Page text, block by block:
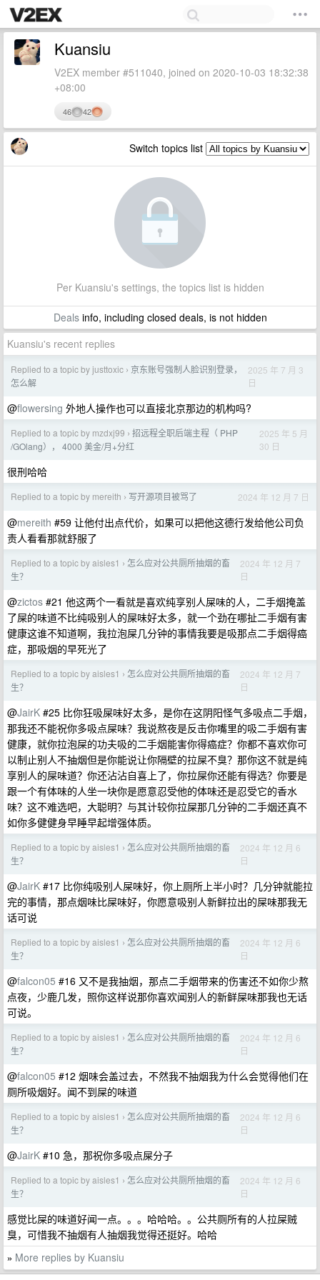
Kuansiu
V2EX member #511040, joined on 2020-10-03 18:32:38
+08:00
46 42
Switch topics list
Per Kuansiu's settings, the topics list is hidden
Dealsinfo, including closed deals, is not hidden
Kuansiu's recent replies
Replied to a topic by justtoxic › 京东账号强制人脸识别登录，
怎么解
2025 年 7 月 3
日
@flowersing 外地人操作也可以直接北京那边的机构吗?
Replied to a topic by mzdxj99 › 招远程全职后端主程（ PHP
/GOlang）， 4000 美金/月+分红
2025 年 5 月
30 日
很刑哈哈
Replied to a topic by mereith › 写开源项目被骂了 2024 年 12 月 7 日
@mereith #59 让他付出点代价，如果可以把他这德行发给他公司负
责人看看那就舒服了
Replied to a topic by aisles1 › 怎么应对公共厕所抽烟的畜
生？
2024 年 12 月 7
日
@zictos #21 他这两个一看就是喜欢纯享别人屎味的人，二手烟掩盖
了屎的味道不比纯吸别人的屎味好太多，就一个劲在哪扯二手烟有害
健康这谁不知道啊，我拉泡屎几分钟的事情我要是吸那点二手烟得癌
症，那吸烟的早死光了
Replied to a topic by aisles1 › 怎么应对公共厕所抽烟的畜
生？
2024 年 12 月 7
日
@JairK #25 比你狂吸屎味好太多，是你在这阴阳怪气多吸点二手烟，
那我还不能祝你多吸点屎味？我说熬夜是反击你嘴里的吸二手烟有害
健康，就你拉泡屎的功夫吸的二手烟能害你得癌症？你都不喜欢你可
以制止别人不抽烟但是你能说让你隔壁的拉屎不臭？那你这不就是纯
享别人的屎味道？你还沾沾自喜上了，你拉屎你还能有得选？你要是
跟一个有体味的人坐一块你是愿意忍受他的体味还是忍受它的香水
味？这不难选吧，大聪明？与其计较你拉屎那几分钟的二手烟还真不
如你多健健身早睡早起增强体质。
Replied to a topic by aisles1 › 怎么应对公共厕所抽烟的畜
生？
2024 年 12 月 6
日
@JairK #17 比你纯吸别人屎味好，你上厕所上半小时？几分钟就能拉
完的事情，那点烟味比屎味好，你愿意吸别人新鲜拉出的屎味那我无
话可说
Replied to a topic by aisles1 › 怎么应对公共厕所抽烟的畜
生？
2024 年 12 月 6
日
@falcon05 #16 又不是我抽烟，那点二手烟带来的伤害还不如你少熬
点夜，少鹿几发，照你这样说那你喜欢闻别人的新鲜屎味那我也无话
可说。
Replied to a topic by aisles1 › 怎么应对公共厕所抽烟的畜
生？
2024 年 12 月 6
日
@falcon05 #12 烟味会盖过去，不然我不抽烟我为什么会觉得他们在
厕所吸烟好。闻不到屎的味道
Replied to a topic by aisles1 › 怎么应对公共厕所抽烟的畜
生？
2024 年 12 月 6
日
@JairK #10 急，那祝你多吸点屎分子
Replied to a topic by aisles1 › 怎么应对公共厕所抽烟的畜
生？
2024 年 12 月 6
日
感觉比屎的味道好闻一点。。。哈哈哈。。公共厕所有的人拉屎贼
臭，可惜我不抽烟有人抽烟我觉得还挺好。哈哈
» More replies by Kuansiu